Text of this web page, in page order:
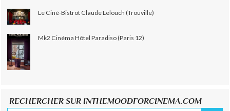
Le Ciné-Bistrot Claude Lelouch (Trouville)
Mk2 Cinéma Hôtel Paradiso (Paris 12)
RECHERCHER SUR INTHEMOODFORCINEMA.COM